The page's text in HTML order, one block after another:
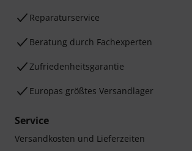
Reparaturservice
Beratung durch Fachexperten
Zufriedenheitsgarantie
Europas größtes Versandlager
Service
Versandkosten und Lieferzeiten